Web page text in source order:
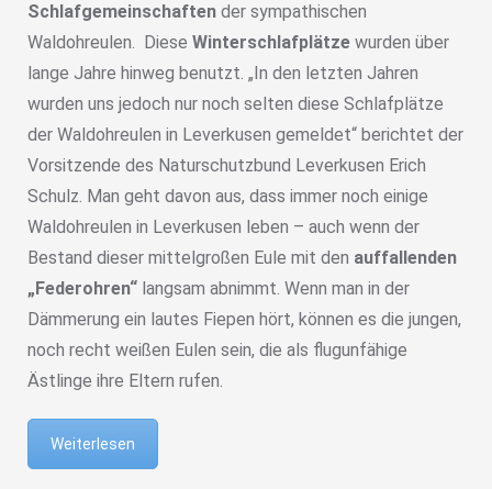
Schlafgemeinschaften der sympathischen
Waldohreulen. Diese Winterschlafplätze wurden über
lange Jahre hinweg benutzt. „In den letzten Jahren
wurden uns jedoch nur noch selten diese Schlafplätze
der Waldohreulen in Leverkusen gemeldet“ berichtet der
Vorsitzende des Naturschutzbund Leverkusen Erich
Schulz. Man geht davon aus, dass immer noch einige
Waldohreulen in Leverkusen leben – auch wenn der
Bestand dieser mittelgroßen Eule mit den auffallenden
„Federohren“ langsam abnimmt. Wenn man in der
Dämmerung ein lautes Fiepen hört, können es die jungen,
noch recht weißen Eulen sein, die als flugunfähige
Ästlinge ihre Eltern rufen.
Weiterlesen